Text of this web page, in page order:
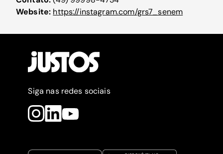
Website: https://instagram.com/grs7_senem
Siga nas redes sociais